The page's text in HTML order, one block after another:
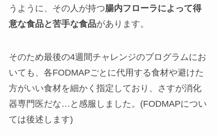
うように、その人が持つ腸内フローラによって得
意な食品と苦手な食品があります。
そのため最後の4週間チャレンジのプログラムにお
いても、各FODMAPごとに代用する食材や避けた
方がいい食材を細かく指定しており、さすが消化
器専門医だな…と感服しました。(FODMAPについ
ては後述します)